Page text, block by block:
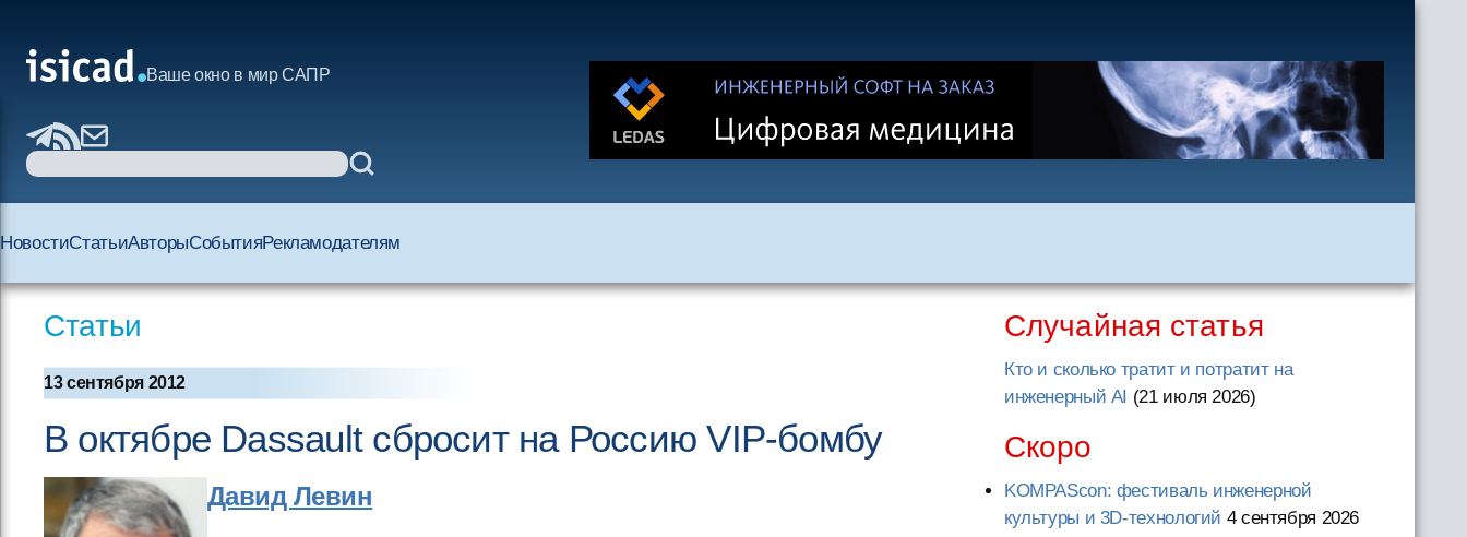
Ваше окно в мир САПР
НовостиСтатьиАвторыСобытияРекламодателям
Статьи
13 сентября 2012
В октябре Dassault сбросит на Россию VIP-бомбу
Давид Левин
Случайная статья
Кто и сколько тратит и потратит на
инженерный AI (21 июля 2026)
Скоро
KOMPAScon: фестиваль инженерной
культуры и 3D-технологий 4 сентября 2026